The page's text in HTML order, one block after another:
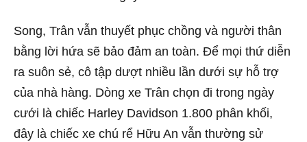
Song, Trân vẫn thuyết phục chồng và người thân
bằng lời hứa sẽ bảo đảm an toàn. Để mọi thứ diễn
ra suôn sẻ, cô tập dượt nhiều lần dưới sự hỗ trợ
của nhà hàng. Dòng xe Trân chọn đi trong ngày
cưới là chiếc Harley Davidson 1.800 phân khối,
đây là chiếc xe chú rể Hữu An vẫn thường sử